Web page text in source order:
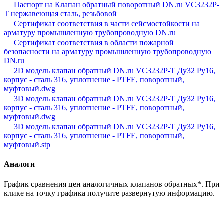
Паспорт на Клапан обратный поворотный DN.ru VC3232P-
T нержавеющая сталь, резьбовой
Сертификат соответствия в части сейсмостойкости на
арматуру промышленную трубопроводную DN.ru
Сертификат соответствия в области пожарной
безопасности на арматуру промышленную трубопроводную
DN.ru
2D модель клапан обратный DN.ru VC3232P-T Ду32 Ру16,
корпус - сталь 316, уплотнение - PTFE, поворотный,
муфтовый.dwg
3D модель клапан обратный DN.ru VC3232P-T Ду32 Ру16,
корпус - сталь 316, уплотнение - PTFE, поворотный,
муфтовый.dwg
3D модель клапан обратный DN.ru VC3232P-T Ду32 Ру16,
корпус - сталь 316, уплотнение - PTFE, поворотный,
муфтовый.stp
Аналоги
График сравнения цен аналогичных клапанов обратных*. При
клике на точку графика получите развернутую информацию.